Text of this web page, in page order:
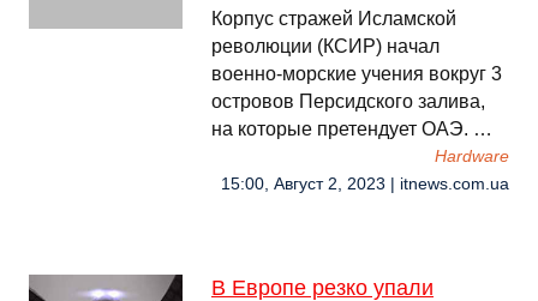
Корпус стражей Исламской
революции (КСИР) начал
военно-морские учения вокруг 3
островов Персидского залива,
на которые претендует ОАЭ. …
Hardware
15:00, Август 2, 2023 | itnews.com.ua
В Европе резко упали